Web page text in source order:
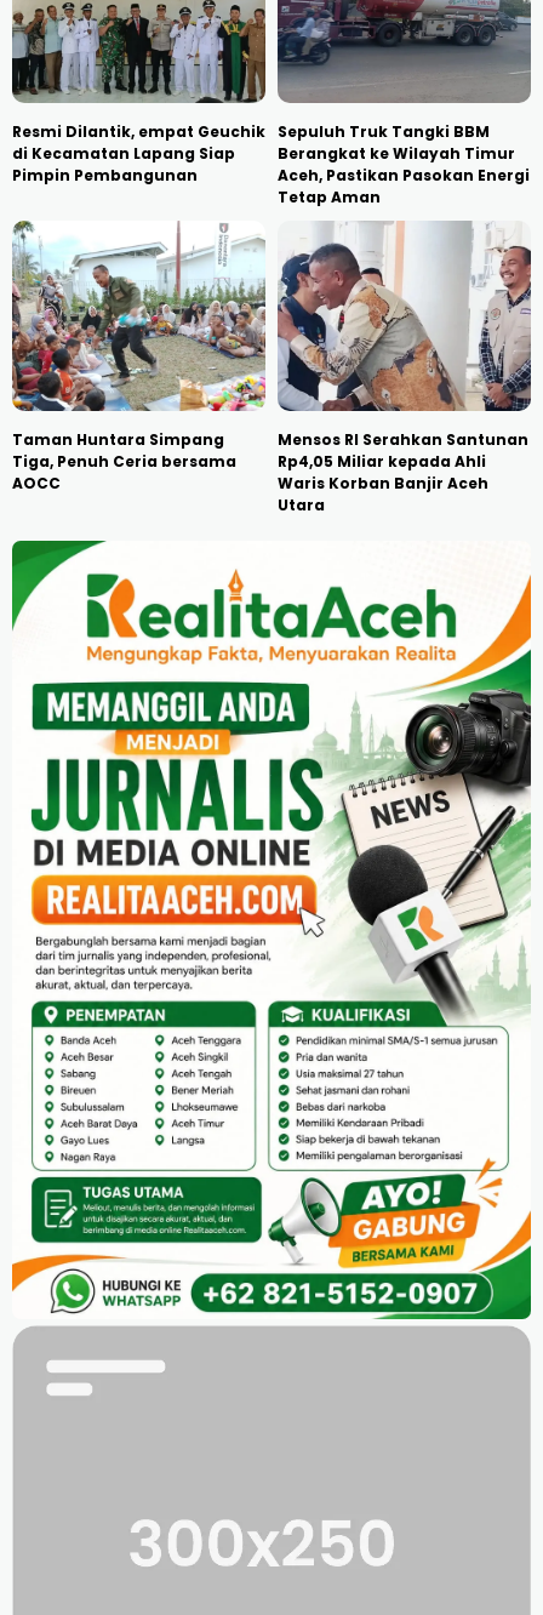
Resmi Dilantik, empat Geuchik
di Kecamatan Lapang Siap
Pimpin Pembangunan
Sepuluh Truk Tangki BBM
Berangkat ke Wilayah Timur
Aceh, Pastikan Pasokan Energi
Tetap Aman
Taman Huntara Simpang
Tiga, Penuh Ceria bersama
AOCC
Mensos RI Serahkan Santunan
Rp4,05 Miliar kepada Ahli
Waris Korban Banjir Aceh
Utara